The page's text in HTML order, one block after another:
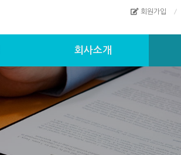
회원가입
회사소개